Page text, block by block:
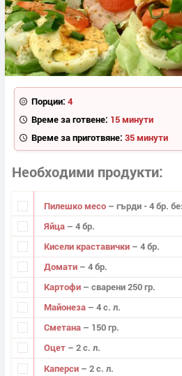
Порции: 4
Време за готвене: 15 минути
Време за приготвяне: 35 минути
Необходими продукти
Пилешко месо – гърди - 4 бр.
Яйца – 4 бр.
Кисели краставички – 4 бр.
Домати – 4 бр.
Картофи – сварени 250 гр.
Майонеза – 4 с. л.
Сметана – 150 гр.
Оцет – 2 с. л.
Каперси – 2 с. л.